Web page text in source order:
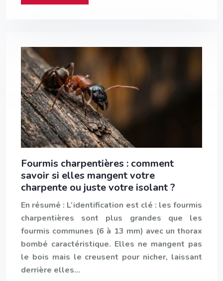
Fourmis charpentières : comment
savoir si elles mangent votre
charpente ou juste votre isolant ?
En résumé : L’identification est clé : les fourmis
charpentières sont plus grandes que les
fourmis communes (6 à 13 mm) avec un thorax
bombé caractéristique. Elles ne mangent pas
le bois mais le creusent pour nicher, laissant
derrière elles…